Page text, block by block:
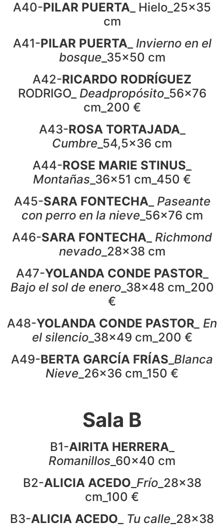
A40-PILAR PUERTA _ Hielo_25x35
cm
A41-PILAR PUERTA_ Invierno en el
bosque_35x50 cm
A42-RICARDO RODRÍGUEZ
RODRIGO_ Deadpropósito_56x76
cm_200 €
A43-ROSA TORTAJADA_
Cumbre _54,5×36 cm
A44-ROSE MARIE STINUS
Montañas _36x51 cm_450 €
A45-SARA FONTECHA_ Paseante
con perro en la nieve_56x76 cm
A46-SARA FONTECHA
Richmond
nevado_28x38 cm
A47-YOLANDA CONDE PASTOR
Bajo el sol de enero_38x48 cm_200
€
A48-YOLANDA CONDE PASTOR _ En
el silencio_38x49 cm_200 €
A49-BERTA GARCÍA FRÍAS Blanca
Nieve _26x36 cm_150 €
Sala B
B1-AIRITA HERRERA
Romanillos _60x40 cm
B2-ALICIA ACEDO Frío_28x38
cm_100 €
B3-ALICIA ACEDO Tu calle _28x38